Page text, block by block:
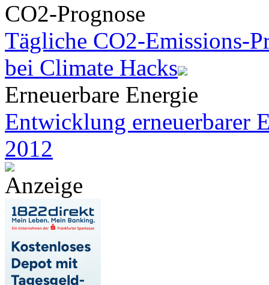
CO2-Prognose
Tägliche CO2-Emissions-
bei Climate Hacks
Erneuerbare Energie
Entwicklung erneuerbarer
2012
Anzeige